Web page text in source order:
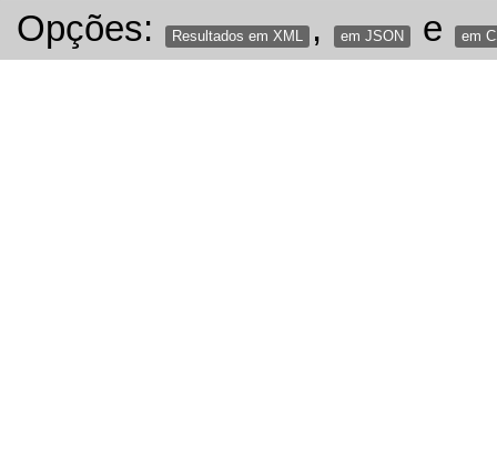
Opções: Resultados em XML , em JSON e em